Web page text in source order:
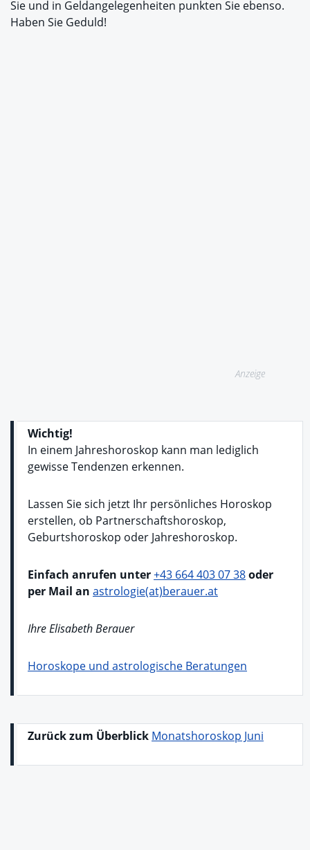
Sie und in Geldangelegenheiten punkten Sie ebenso.
Haben Sie Geduld!
Anzeige
Wichtig!
In einem Jahreshoroskop kann man lediglich
gewisse Tendenzen erkennen.
Lassen Sie sich jetzt Ihr persönliches Horoskop
erstellen, ob Partnerschaftshoroskop,
Geburtshoroskop oder Jahreshoroskop.
Einfach anrufen unter+43 664 403 07 38oder
per Mail an astrologie(at)berauer.at
Ihre Elisabeth Berauer
Horoskope und astrologische Beratungen
Zurück zum Überblick Monatshoroskop Juni